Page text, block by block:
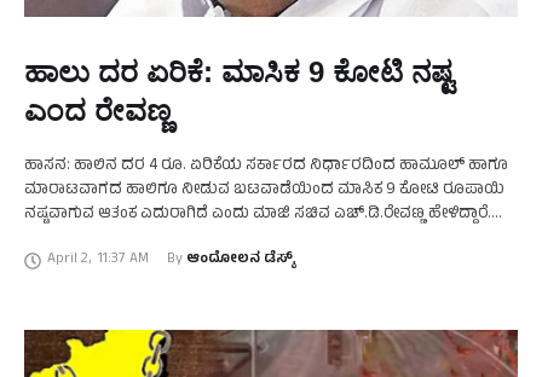
ಹಾಲು ದರ ಏರಿಕೆ: ಮಾಸಿಕ 9 ಕೋಟಿ ನಷ್ಟ
ಎಂದ ರೇವಣ್ಣ
ಹಾಸನ: ಹಾಲಿನ ದರ 4 ರೂ. ಏರಿಕೆಯ ಸರ್ಕಾರದ ನಿರ್ಧಾರದಿಂದ ಹಾಮೂಲ್ ಹಾಗೂ
ಮಾರಾಟವಾಗದ ಹಾಲಿಗೂ ನೀಡುವ ಬಟವಾಡೆಯಿಂದ ಮಾಸಿಕ 9 ಕೋಟಿ ರೂಪಾಯಿ
ನಷ್ಟವಾಗುವ ಆತಂಕ ಎದುರಾಗಿದೆ ಎಂದು ಮಾಜಿ ಸಚಿವ ಎಚ್.ಡಿ.ರೇವಣ್ಣ ಹೇಳಿದ್ದಾರೆ.
April 2, 11:37 AM By ಆಂದೋಲನ ಡೆಸ್ಕ್